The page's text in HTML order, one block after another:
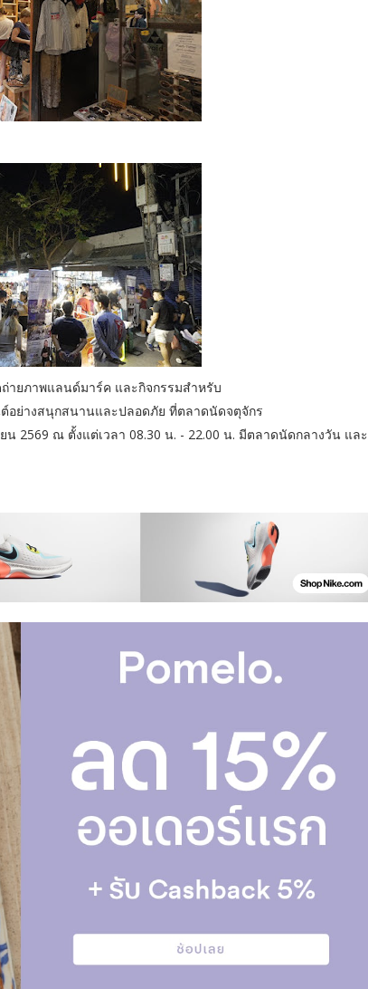
ายภาพแลนด์มาร์ค และกิจกรรมสำหรับ
อย่างสนุกสนานและปลอดภัย ที่ตลาดนัดจตุจักร
น 2569 ณ ตั้งแต่เวลา 08.30 น. - 22.00 น. มีตลาดนัดกลางวัน และ